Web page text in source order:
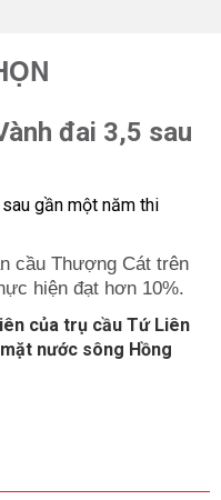
đai 3,5 sau
cầu Thượng Cát trên
hiện đạt hơn 10%.
của trụ cầu Tứ Liên
nước sông Hồng